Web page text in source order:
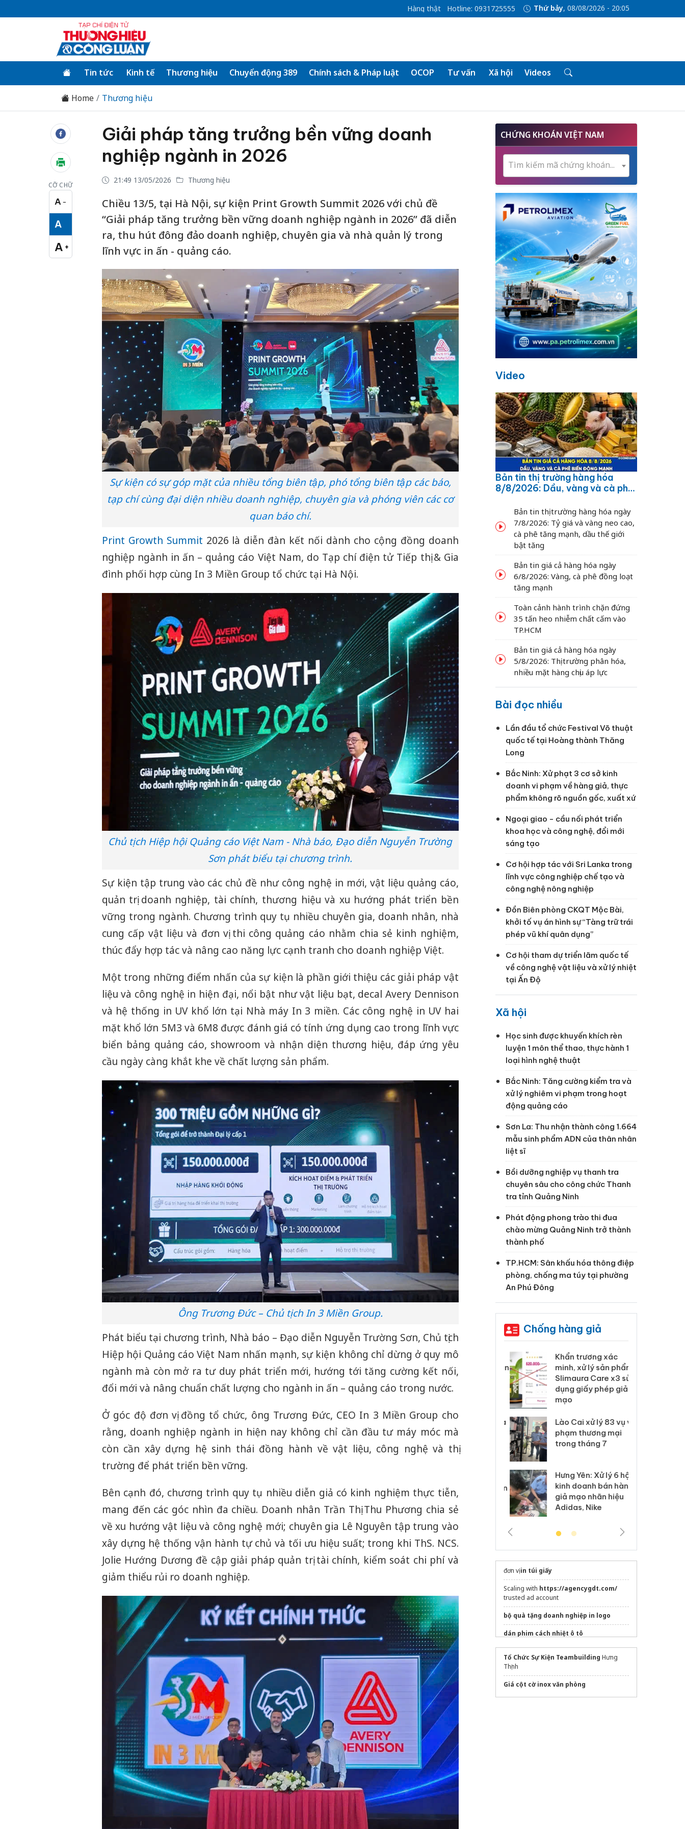
Hàng thật Hotline: 0931725555 Thứ bảy, 08/08/2026 - 20:05
Tin tức Kinh tế Thương hiệu Chuyển động 389 Chính sách & Pháp luật OCOP Tư vấn Xã hội Videos
Home Thương hiệu
CỠ CHỮ
A −
Cỡ chữ nhỏ
A
Cỡ chữ vừa
A +
Cỡ chữ lớn
Giải pháp tăng trưởng bền vững doanh
nghiệp ngành in 2026
21:49 13/05/2026 Thương hiệu
Chiều 13/5, tại Hà Nội, sự kiện Print Growth Summit 2026 với chủ đề
“Giải pháp tăng trưởng bền vững doanh nghiệp ngành in 2026” đã diễn
ra, thu hút đông đảo doanh nghiệp, chuyên gia và nhà quản lý trong
lĩnh vực in ấn - quảng cáo.
Sự kiện có sự góp mặt của nhiều tổng biên tập, phó tổng biên tập các báo,
tạp chí cùng đại diện nhiều doanh nghiệp, chuyên gia và phóng viên các cơ
quan báo chí.
Print Growth Summit 2026 là diễn đàn kết nối dành cho cộng đồng doanh
nghiệp ngành in ấn – quảng cáo Việt Nam, do Tạp chí điện tử Tiếp thị & Gia
đình phối hợp cùng In 3 Miền Group tổ chức tại Hà Nội.
Chủ tịch Hiệp hội Quảng cáo Việt Nam - Nhà báo, Đạo diễn Nguyễn Trường
Sơn phát biểu tại chương trình.
Sự kiện tập trung vào các chủ đề như công nghệ in mới, vật liệu quảng cáo,
quản trị doanh nghiệp, tài chính, thương hiệu và xu hướng phát triển bền
vững trong ngành. Chương trình quy tụ nhiều chuyên gia, doanh nhân, nhà
cung cấp vật liệu và đơn vị thi công quảng cáo nhằm chia sẻ kinh nghiệm,
thúc đẩy hợp tác và nâng cao năng lực cạnh tranh cho doanh nghiệp Việt.
Một trong những điểm nhấn của sự kiện là phần giới thiệu các giải pháp vật
liệu và công nghệ in hiện đại, nổi bật như vật liệu bạt, decal Avery Dennison
và hệ thống in UV khổ lớn tại Nhà máy In 3 miền. Các công nghệ in UV hai
mặt khổ lớn 5M3 và 6M8 được đánh giá có tính ứng dụng cao trong lĩnh vực
biển bảng quảng cáo, showroom và nhận diện thương hiệu, đáp ứng yêu
cầu ngày càng khắt khe về chất lượng sản phẩm.
Ông Trương Đức – Chủ tịch In 3 Miền Group.
Phát biểu tại chương trình, Nhà báo – Đạo diễn Nguyễn Trường Sơn, Chủ tịch
Hiệp hội Quảng cáo Việt Nam nhấn mạnh, sự kiện không chỉ dừng ở quy mô
ngành mà còn mở ra tư duy phát triển mới, hướng tới tăng cường kết nối,
đổi mới và nâng chuẩn chất lượng cho ngành in ấn – quảng cáo trong nước.
Ở góc độ đơn vị đồng tổ chức, ông Trương Đức, CEO In 3 Miền Group cho
rằng, doanh nghiệp ngành in hiện nay không chỉ cần đầu tư máy móc mà
còn cần xây dựng hệ sinh thái đồng hành về vật liệu, công nghệ và thị
trường để phát triển bền vững.
Bên cạnh đó, chương trình quy tụ nhiều diễn giả có kinh nghiệm thực tiễn,
mang đến các góc nhìn đa chiều. Doanh nhân Trần Thị Thu Phương chia sẻ
về xu hướng vật liệu và công nghệ mới; chuyên gia Lê Nguyên tập trung vào
xây dựng hệ thống vận hành tự chủ và tối ưu hiệu suất; trong khi ThS. NCS.
Jolie Hướng Dương đề cập giải pháp quản trị tài chính, kiểm soát chi phí và
giảm thiểu rủi ro doanh nghiệp.
CHỨNG KHOÁN VIỆT NAM
Tìm kiếm mã chứng khoán...
Video
Bản tin thị trường hàng hóa
8/8/2026: Dầu, vàng và cà phê
Bản tin thị trường hàng hóa ngày
7/8/2026: Tỷ giá và vàng neo cao,
cà phê tăng mạnh, dầu thế giới
bật tăng
Bản tin giá cả hàng hóa ngày
6/8/2026: Vàng, cà phê đồng loạt
tăng mạnh
Toàn cảnh hành trình chặn đứng
35 tấn heo nhiễm chất cấm vào
TP.HCM
Bản tin giá cả hàng hóa ngày
5/8/2026: Thị trường phân hóa,
nhiều mặt hàng chịu áp lực
Bài đọc nhiều
Lần đầu tổ chức Festival Võ thuật
quốc tế tại Hoàng thành Thăng
Long
Bắc Ninh: Xử phạt 3 cơ sở kinh
doanh vi phạm về hàng giả, thực
phẩm không rõ nguồn gốc, xuất xứ
Ngoại giao - cầu nối phát triển
khoa học và công nghệ, đổi mới
sáng tạo
Cơ hội hợp tác với Sri Lanka trong
lĩnh vực công nghiệp chế tạo và
công nghệ nông nghiệp
Đồn Biên phòng CKQT Mộc Bài,
khởi tố vụ án hình sự “Tàng trữ trái
phép vũ khí quân dụng”
Cơ hội tham dự triển lãm quốc tế
về công nghệ vật liệu và xử lý nhiệt
tại Ấn Độ
Xã hội
Học sinh được khuyến khích rèn
luyện 1 môn thể thao, thực hành 1
loại hình nghệ thuật
Bắc Ninh: Tăng cường kiểm tra và
xử lý nghiêm vi phạm trong hoạt
động quảng cáo
Sơn La: Thu nhận thành công 1.664
mẫu sinh phẩm ADN của thân nhân
liệt sĩ
Bồi dưỡng nghiệp vụ thanh tra
chuyên sâu cho công chức Thanh
tra tỉnh Quảng Ninh
Phát động phong trào thi đua
chào mừng Quảng Ninh trở thành
thành phố
TP.HCM: Sân khấu hóa thông điệp
phòng, chống ma túy tại phường
An Phú Đông
Chống hàng giả
Cà Mau: Tiêu hủy
công khai hàng ngàn
sản phẩm nhập lậu,
bảo vệ môi trường
Công an Thanh Hóa
tìm bị hại trong vụ
án sản xuất, buôn
bán yến sào giả
hại trong vụ án buôn
bán bình sữa
Moyuum giả
Khẩn trương xác
minh, xử lý sản phẩm
Slimaura Care x3 sử
dụng giấy phép giả
mạo
Lào Cai xử lý 83 vụ vi
phạm thương mại
trong tháng 7
Hưng Yên: Xử lý 6 hộ
kinh doanh bán hàng
giả mạo nhãn hiệu
Adidas, Nike
đơn vịin túi giấy
Scaling with https://agencygdt.com/
trusted ad account
bộ quà tặng doanh nghiệp in logo
dán phim cách nhiệt ô tô
Tổ Chức Sự Kiện Teambuilding Hưng
Thịnh
Giá cột cờ inox văn phòng